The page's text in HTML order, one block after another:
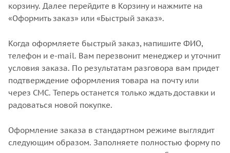
корзину. Далее перейдите в Корзину и нажмите на
«Оформить заказ» или «Быстрый заказ».
Когда оформляете быстрый заказ, напишите ФИО,
телефон и e-mail. Вам перезвонит менеджер и уточнит
условия заказа. По результатам разговора вам придет
подтверждение оформления товара на почту или
через СМС. Теперь останется только ждать доставки и
радоваться новой покупке.
Оформление заказа в стандартном режиме выглядит
следующим образом. Заполняете полностью форму по